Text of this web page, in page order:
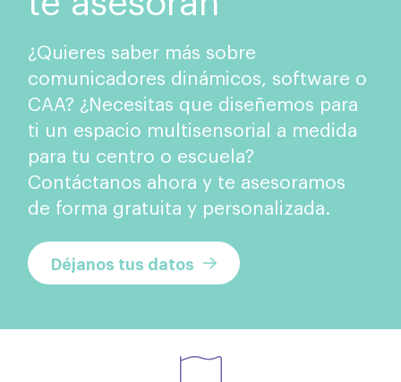
¿Quieres saber más sobre
comunicadores dinámicos, software o
CAA? ¿Necesitas que diseñemos para
ti un espacio multisensorial a medida
para tu centro o escuela?
Contáctanos ahora y te asesoramos
de forma gratuita y personalizada.
Déjanos tus datos